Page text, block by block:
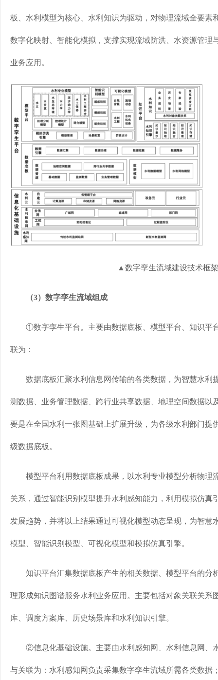
板、水利模型为核心、水利知识为驱动，对物理流域全要素
数字化映射、智能化模拟，支撑实现流域防洪、水资源管理
业务应用。
▲数字孪生流域建设技术框架
（3）数字孪生流域组成
①数字孪生平台。主要由数据底板、模型平台、知识平
联为：
数据底板汇聚水利信息网传输的各类数据，为智慧水利
测数据、业务管理数据、跨行业共享数据、地理空间数据以
要是在全国水利一张图基础上扩展升级，为各级水利部门提
级数据底板。
模型平台利用数据底板成果，以水利专业模型分析物理
关系，通过智能识别模型提升水利感知能力，利用模拟仿真
发展趋势，并将以上结果通过可视化模型动态呈现，为智慧
模型、智能识别模型、可视化模型和模拟仿真引擎。
知识平台汇集数据底板产生的相关数据、模型平台的分
理形成知识图谱服务水利业务应用。主要包括对象关联关系
库、调度方案库、历史场景库和水利知识引擎。
②信息化基础设施。主要由水利感知网、水利信息网、
与关联为：水利感知网负责采集数字孪生流域所需各类数据